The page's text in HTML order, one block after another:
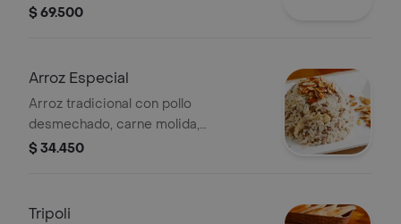
garbanzo, pimentón y pan arabe.
$ 69.500
Arroz Especial
Arroz tradicional con pollo
desmechado, carne molida,
almendras y especies árabes.
$ 34.450
Tripoli